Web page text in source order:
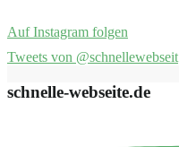
Auf Instagram folgen
Tweets von @schnellewebseit
schnelle-webseite.de